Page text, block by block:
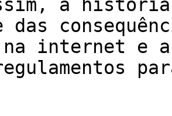
a história
das
internet e a